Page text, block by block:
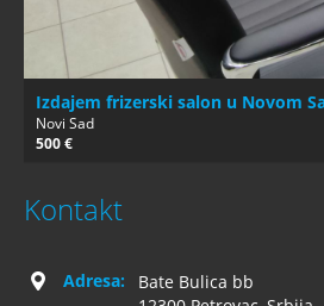
Izdajem frizerski salon u Novom
Novi Sad
500 €
Kontakt
Adresa:
Bate Bulica bb